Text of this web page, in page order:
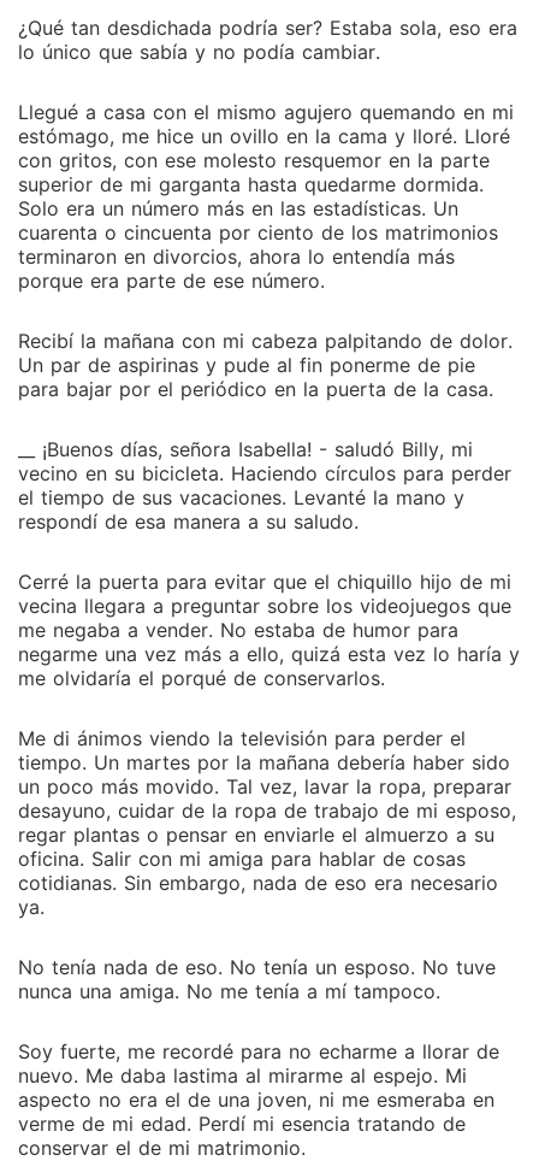
¿Qué tan desdichada podría ser? Estaba sola, eso era
lo único que sabía y no podía cambiar.
Llegué a casa con el mismo agujero quemando en mi
estómago, me hice un ovillo en la cama y lloré. Lloré
con gritos, con ese molesto resquemor en la parte
superior de mi garganta hasta quedarme dormida.
Solo era un número más en las estadísticas. Un
cuarenta o cincuenta por ciento de los matrimonios
terminaron en divorcios, ahora lo entendía más
porque era parte de ese número.
Recibí la mañana con mi cabeza palpitando de dolor.
Un par de aspirinas y pude al fin ponerme de pie
para bajar por el periódico en la puerta de la casa.
__ ¡Buenos días, señora Isabella! - saludó Billy, mi
vecino en su bicicleta. Haciendo círculos para perder
el tiempo de sus vacaciones. Levanté la mano y
respondí de esa manera a su saludo.
Cerré la puerta para evitar que el chiquillo hijo de mi
vecina llegara a preguntar sobre los videojuegos que
me negaba a vender. No estaba de humor para
negarme una vez más a ello, quizá esta vez lo haría y
me olvidaría el porqué de conservarlos.
Me di ánimos viendo la televisión para perder el
tiempo. Un martes por la mañana debería haber sido
un poco más movido. Tal vez, lavar la ropa, preparar
desayuno, cuidar de la ropa de trabajo de mi esposo,
regar plantas o pensar en enviarle el almuerzo a su
oficina. Salir con mi amiga para hablar de cosas
cotidianas. Sin embargo, nada de eso era necesario
ya.
No tenía nada de eso. No tenía un esposo. No tuve
nunca una amiga. No me tenía a mí tampoco.
Soy fuerte, me recordé para no echarme a llorar de
nuevo. Me daba lastima al mirarme al espejo. Mi
aspecto no era el de una joven, ni me esmeraba en
verme de mi edad. Perdí mi esencia tratando de
conservar el de mi matrimonio.